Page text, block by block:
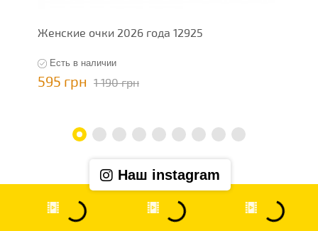
Женские очки 2026 года 12925
Есть в наличии
595 грн 1 190 грн
Наш instagram